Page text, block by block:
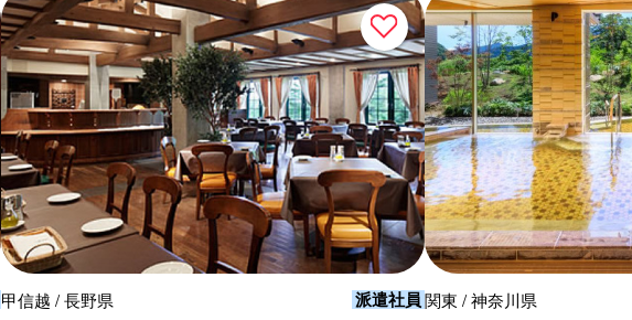
甲信越 / 長野県 派遣社員関東 / 神奈川県